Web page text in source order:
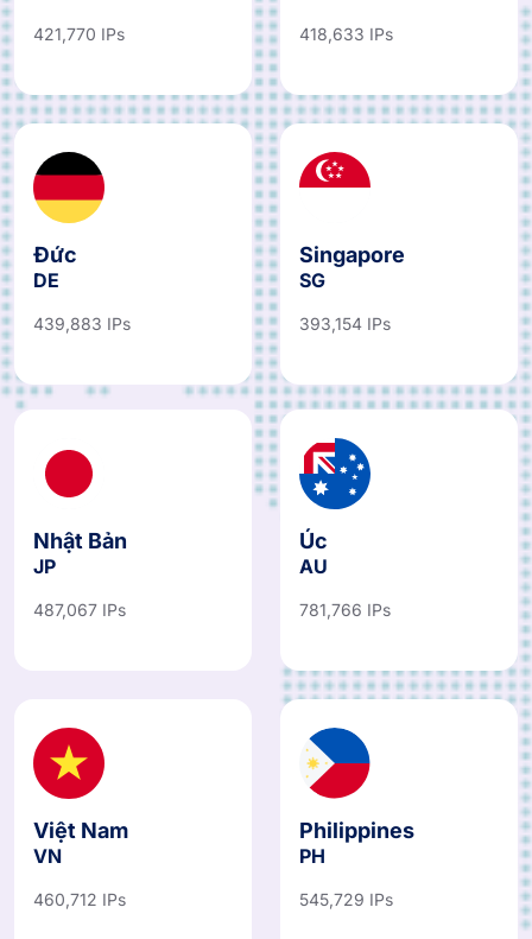
421,770 IPs 418,633 IPs
Đức
DE
439,883 IPs
Singapore
SG
393,154 IPs
Nhật Bản
JP
487,067 IPs
Úc
AU
781,766 IPs
Việt Nam
VN
460,712 IPs
Philippines
PH
545,729 IPs